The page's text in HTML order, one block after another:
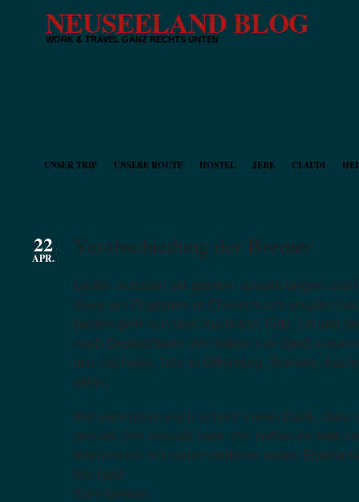
NEUSEELAND BLOG
WORK & TRAVEL GANZ RECHTS UNTEN
UNSER TRIP UNSERE ROUTE HOSTEL JERE CLAUDI
22
APR. Verabschiedung der Bremer
Leider mussten wir gestern unsere langen und
Svea am Flughafen in Christchurch
beiden geht nun über Auckland, Fidji, LA und
nach Deutschland. Wir hatten viel Spaß
uns nächstes Jahr in Offenburg, Bremen,
sehn.
Wir vermissen euch schon! Vielen Dank, dass
uns die Zeit versüßt habt. Wir hoffen ihr habt
Weiterreise mit vielen weiteren neuen
Bis bald!
Eure Gelben